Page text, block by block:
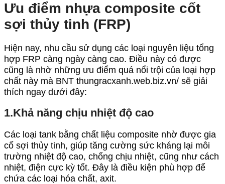
Ưu điểm nhựa composite cốt
sợi thủy tinh (FRP)
Hiện nay, nhu cầu sử dụng các loại nguyên liệu tổng
hợp FRP càng ngày càng cao. Điều này có được
cũng là nhờ những ưu điểm quá nổi trội của loại hợp
chất này mà BNT thungracxanh.web.biz.vn/ sẽ giải
thích ngay dưới đây:
1.Khả năng chịu nhiệt độ cao
Các loại tank bằng chất liệu composite nhờ được gia
cố sợi thủy tinh, giúp tăng cường sức kháng lại môi
trường nhiệt độ cao, chống chịu nhiệt, cũng như cách
nhiệt, điện cực kỳ tốt. Đây là điều kiện phù hợp để
chứa các loại hóa chất, axit.